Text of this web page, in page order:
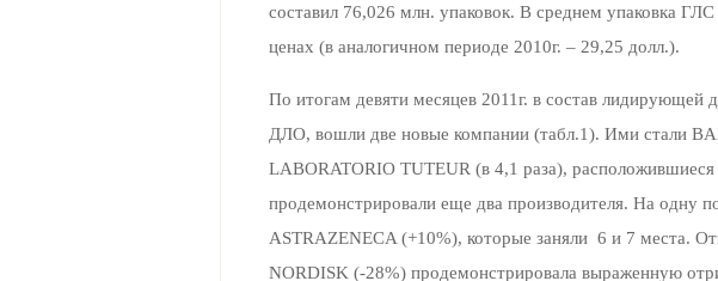
составил 76,026 млн. упаковок. В среднем упаковка
ценах (в аналогичном периоде 2010г. – 29,25 долл.).
По итогам девяти месяцев 2011г. в состав лидирующей
ДЛО, вошли две новые компании (табл.1). Ими стали
LABORATORIO TUTEUR (в 4,1 раза),
продемонстрировали еще два производителя. На одну
ASTRAZENECA (+10%), которые заняли 6 и 7 места.
NORDISK (-28%) продемонстрировала выраженную